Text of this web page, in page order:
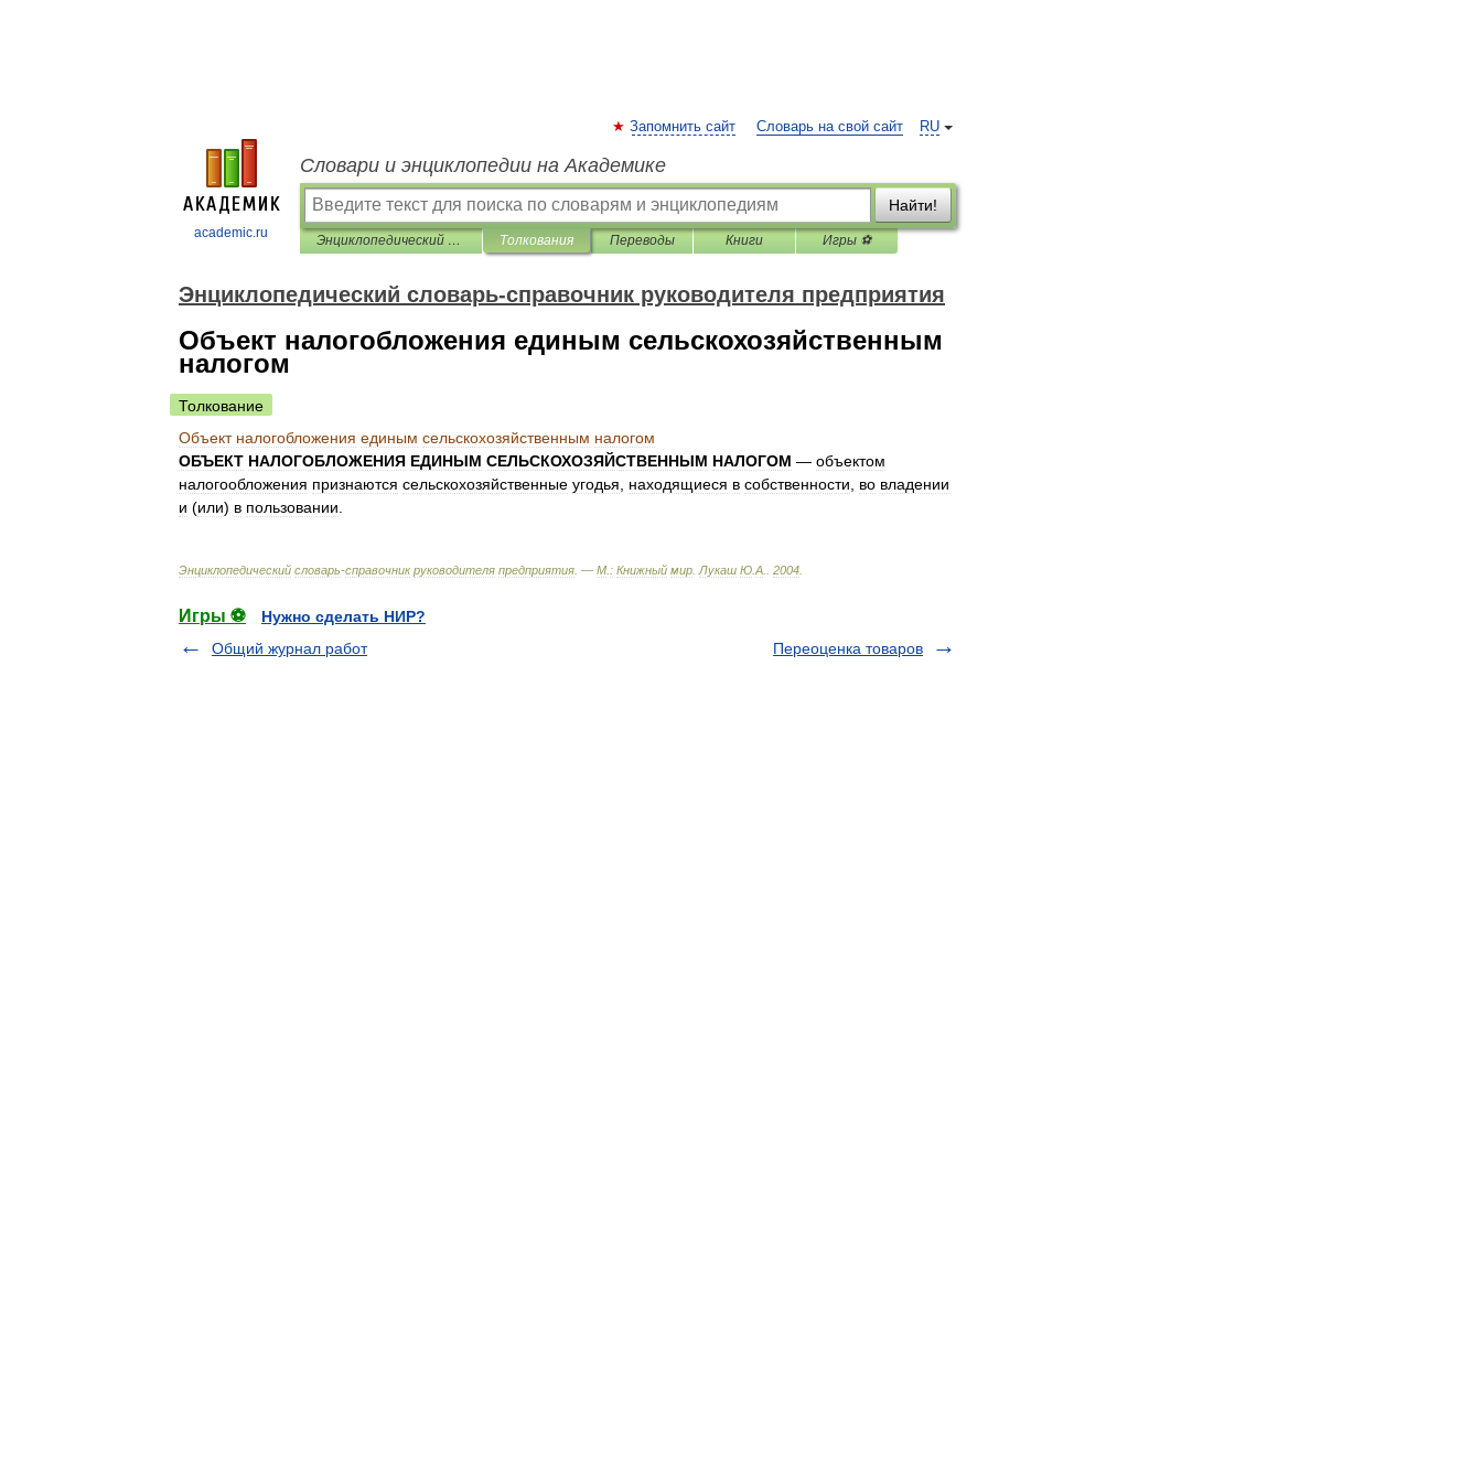
academic.ru
RU
Запомнить сайт Словарь на свой сайт
Словари и энциклопедии на Академике
Найти!
Энциклопедический словарь-справочник руководителя предприятия Толкования Переводы Книги Игры ⚽
Энциклопедический словарь-справочник руководителя предприятия
Объект налогобложения единым сельскохозяйственным
налогом
Толкование
Объект налогобложения единым сельскохозяйственным налогом
ОБЪЕКТ НАЛОГОБЛОЖЕНИЯ ЕДИНЫМ СЕЛЬСКОХОЗЯЙСТВЕННЫМ НАЛОГОМ — объектом
налогообложения признаются сельскохозяйственные угодья находящиеся в собственности во владении
и (или) в пользовании
Энциклопедический словарь-справочник руководителя предприятия . — М : Книжный мир Лукаш Ю А 2004
Игры ⚽
Нужно сделать НИР?
Общий журнал работ
Переоценка товаров